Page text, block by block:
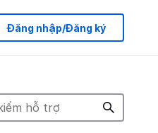
Đăng nhập/Đăng ký